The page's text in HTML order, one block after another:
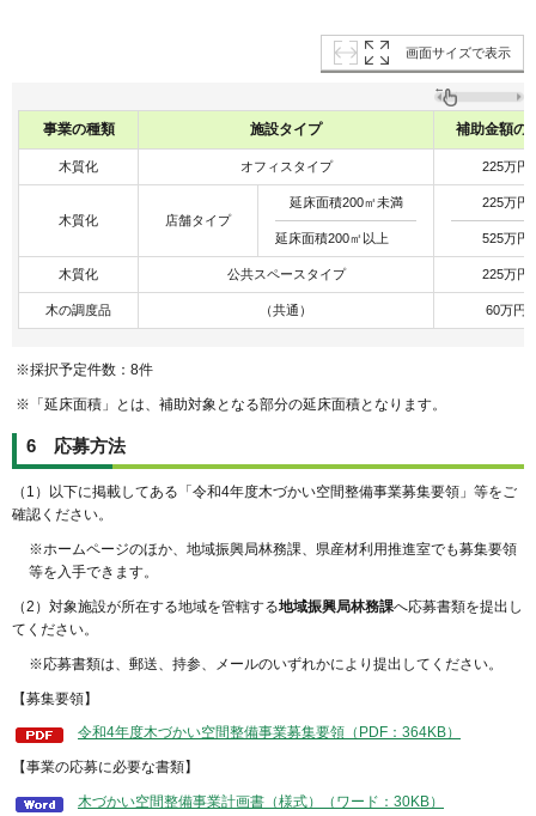
画面サイズで表示
事業の種類 施設タイプ 補助金額の
木質化 オフィスタイプ 225万円
木質化 店舗タイプ
延床面積200㎡未満
延床面積200㎡以上
225万円
525万円
木質化 公共スペースタイプ 225万円
木の調度品 （共通） 60万円
※採択予定件数：8件
※「延床面積」とは、補助対象となる部分の延床面積となります。
6 応募方法
（1）以下に掲載してある「令和4年度木づかい空間整備事業募集要領」等をご
確認ください。
※ホームページのほか、地域振興局林務課、県産材利用推進室でも募集要領
等を入手できます。
（2）対象施設が所在する地域を管轄する地域振興局林務課へ応募書類を提出し
てください。
※応募書類は、郵送、持参、メールのいずれかにより提出してください。
【募集要領】
令和4年度木づかい空間整備事業募集要領（PDF：364KB）
【事業の応募に必要な書類】
木づかい空間整備事業計画書（様式）（ワード：30KB）